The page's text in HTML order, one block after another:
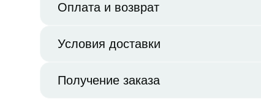
Оплата и возврат
Условия доставки
Получение заказа